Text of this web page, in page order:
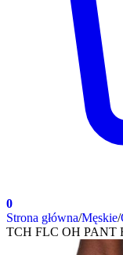
0
Strona główna/Męskie/
TCH FLC OH PANT